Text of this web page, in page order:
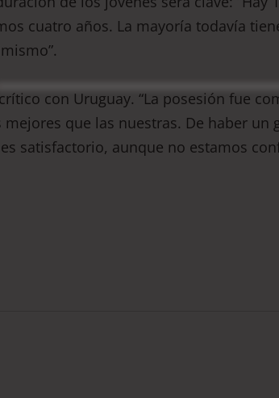
cuatro años. La mayoría todavía
con Uruguay. “La posesión fue
que las nuestras. De haber un
satisfactorio, aunque no estamos